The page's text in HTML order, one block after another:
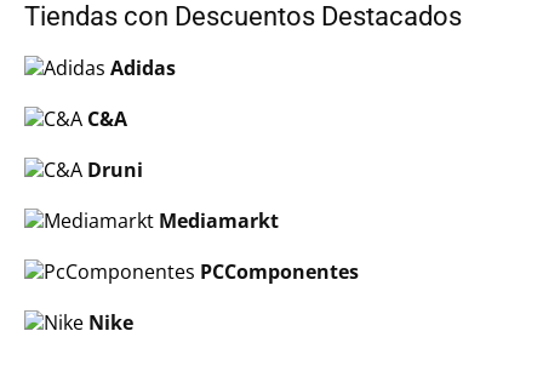
Tiendas con Descuentos Destacados
Adidas
C&A
Druni
Mediamarkt
PCComponentes
Nike